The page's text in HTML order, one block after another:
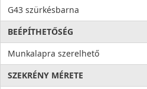
G43 szürkésbarna
BEÉPÍTHETŐSÉG
Munkalapra szerelhető
SZEKRÉNY MÉRETE